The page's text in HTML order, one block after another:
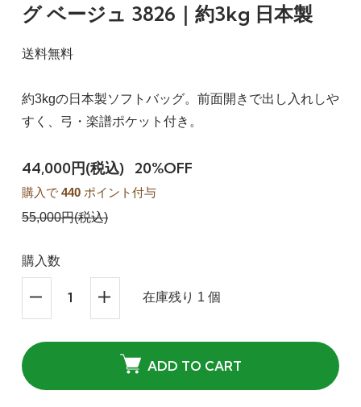
グ ベージュ 3826｜約3kg 日本製
送料無料
約3kgの日本製ソフトバッグ。前面開きで出し入れしや
すく、弓・楽譜ポケット付き。
44,000円(税込) 20%OFF
購入で 440ポイント付与
55,000円(税込)
購入数
在庫残り 1 個
ADD TO CART